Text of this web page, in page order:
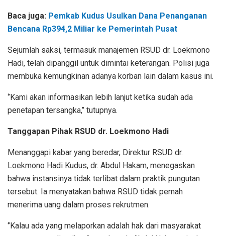
Baca juga: Pemkab Kudus Usulkan Dana Penanganan
Bencana Rp394,2 Miliar ke Pemerintah Pusat
Sejumlah saksi, termasuk manajemen RSUD dr. Loekmono
Hadi, telah dipanggil untuk dimintai keterangan. Polisi juga
membuka kemungkinan adanya korban lain dalam kasus ini.
‘’Kami akan informasikan lebih lanjut ketika sudah ada
penetapan tersangka,’’ tutupnya.
Tanggapan Pihak RSUD dr. Loekmono Hadi
Menanggapi kabar yang beredar, Direktur RSUD dr.
Loekmono Hadi Kudus, dr. Abdul Hakam, menegaskan
bahwa instansinya tidak terlibat dalam praktik pungutan
tersebut. Ia menyatakan bahwa RSUD tidak pernah
menerima uang dalam proses rekrutmen.
‘’Kalau ada yang melaporkan adalah hak dari masyarakat